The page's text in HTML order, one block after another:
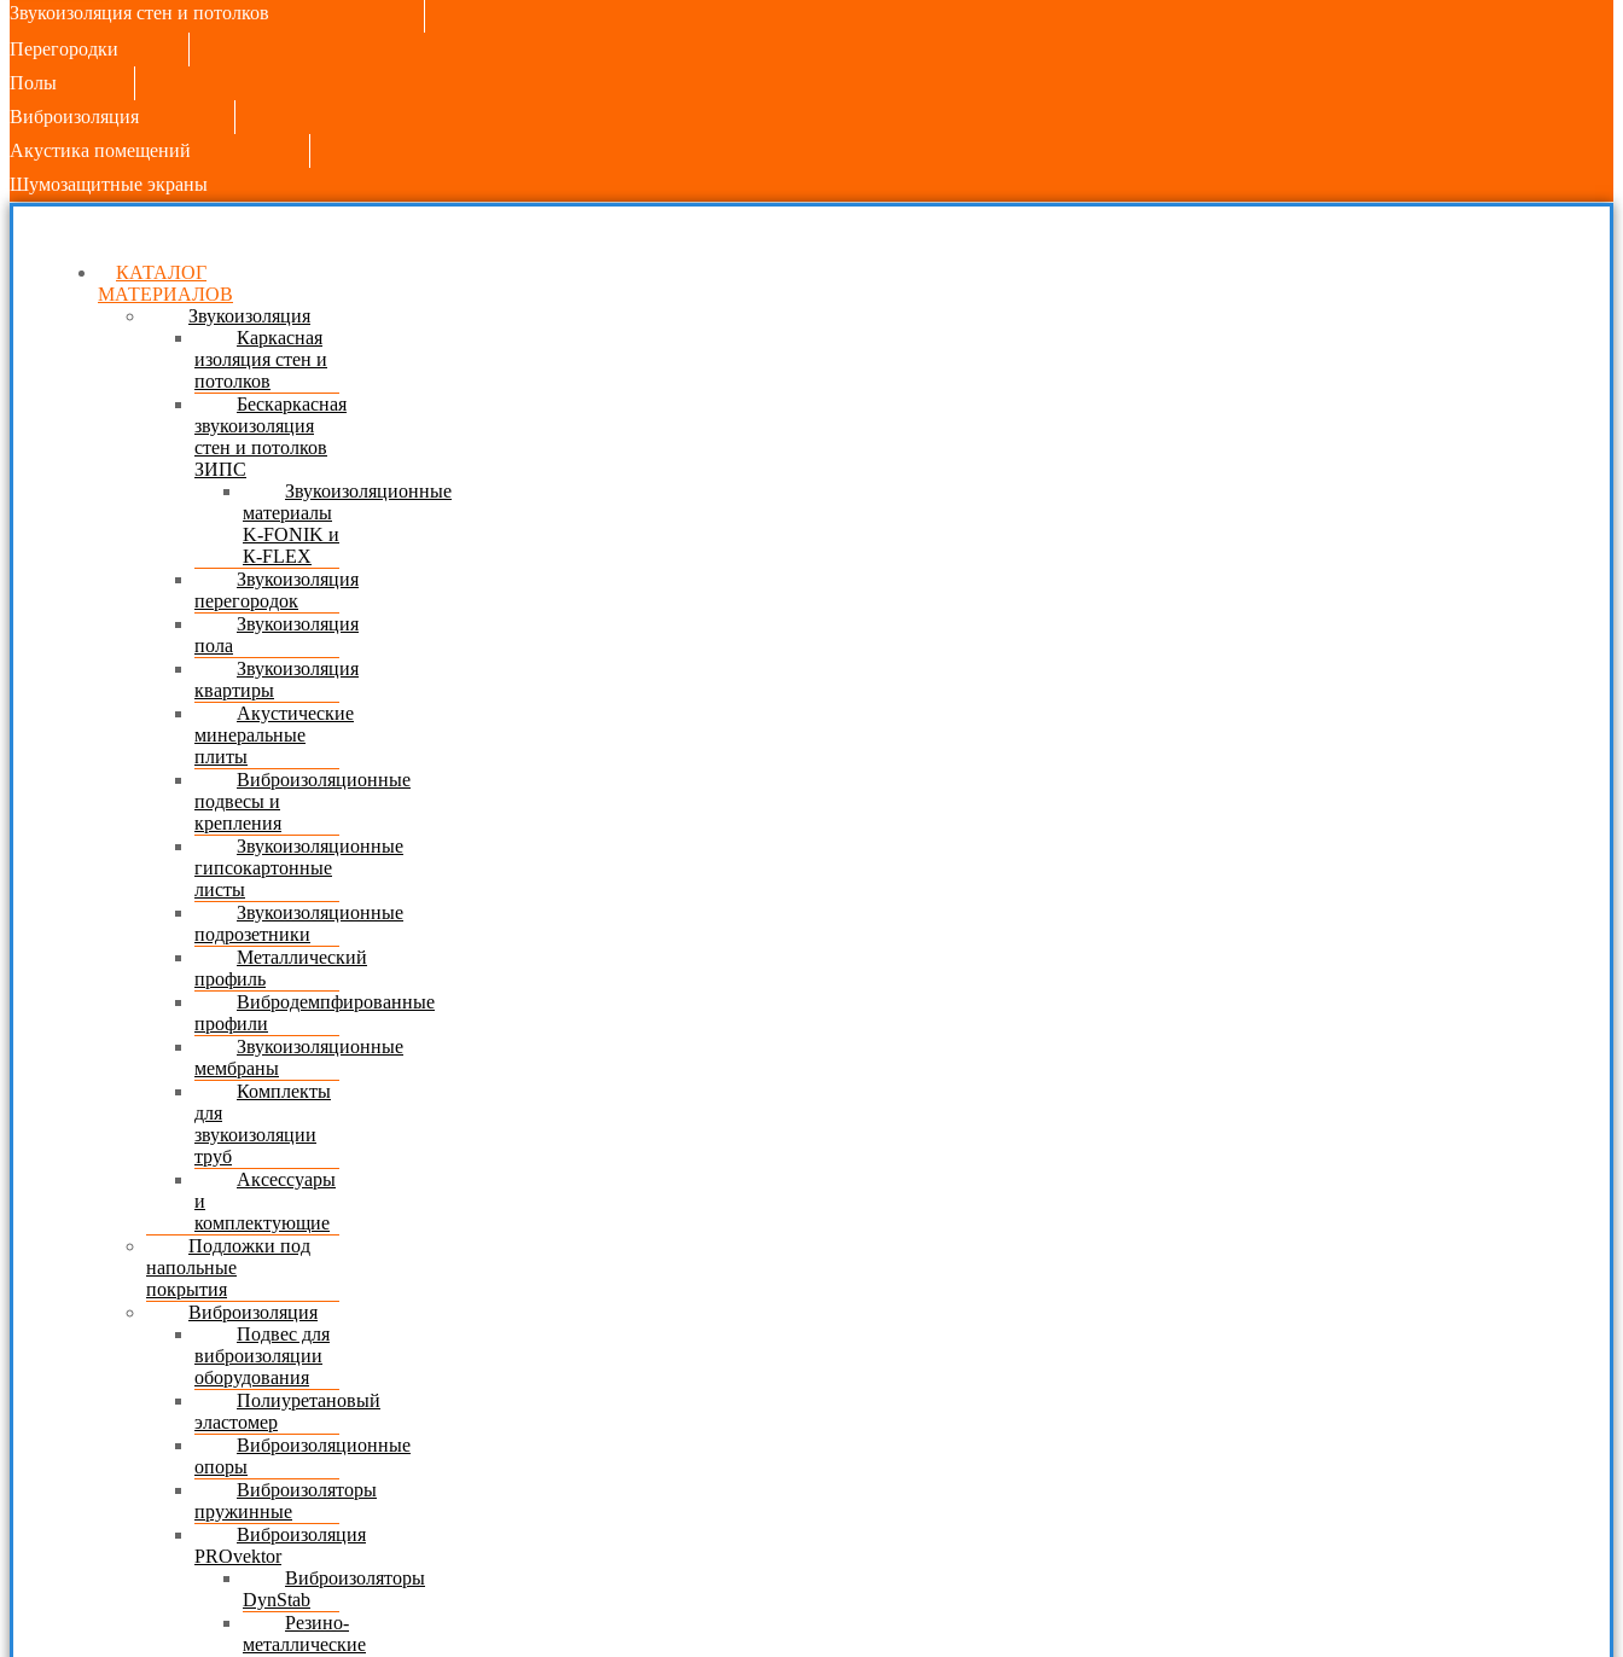
Звукоизоляция стен и потолков
Перегородки
Полы
Виброизоляция
Акустика помещений
Шумозащитные экраны
КАТАЛОГ
МАТЕРИАЛОВ
Звукоизоляция
Каркасная
изоляция стен и
потолков
Бескаркасная
звукоизоляция
стен и потолков
ЗИПС
Звукоизоляционные
материалы
K-FONIK и
К-FLEX
Звукоизоляция
перегородок
Звукоизоляция
пола
Звукоизоляция
квартиры
Акустические
минеральные
плиты
Виброизоляционные
подвесы и
крепления
Звукоизоляционные
гипсокартонные
листы
Звукоизоляционные
подрозетники
Металлический
профиль
Вибродемпфированные
профили
Звукоизоляционные
мембраны
Комплекты
для
звукоизоляции
труб
Аксессуары
и
комплектующие
Подложки под
напольные
покрытия
Виброизоляция
Подвес для
виброизоляции
оборудования
Полиуретановый
эластомер
Виброизоляционные
опоры
Виброизоляторы
пружинные
Виброизоляция
PROvektor
Виброизоляторы
DynStab
Резино-
металлические